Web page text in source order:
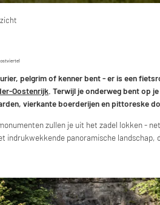
pelgrim of kenner bent - er is een
Oostenrijk . Terwijl je onderweg bent op
vierkante boerderijen en pittoreske
zullen je uit het zadel lokken -
indrukwekkende panoramische landschap,